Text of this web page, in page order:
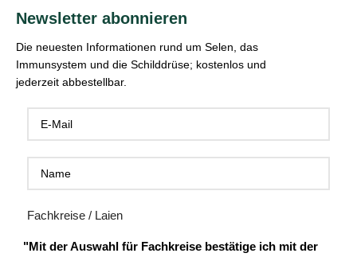
Newsletter abonnieren
Die neuesten Informationen rund um Selen, das
Immunsystem und die Schilddrüse; kostenlos und
jederzeit abbestellbar.
Fachkreise / Laien
"Mit der Auswahl für Fachkreise bestätige ich mit der